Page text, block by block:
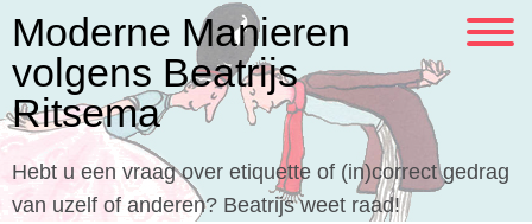
Moderne Manieren
volgens Beatrijs
Ritsema
Hebt u een vraag over etiquette of (in)correct gedrag
van uzelf of anderen? Beatrijs weet raad!